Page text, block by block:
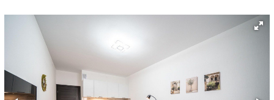
Сравнение